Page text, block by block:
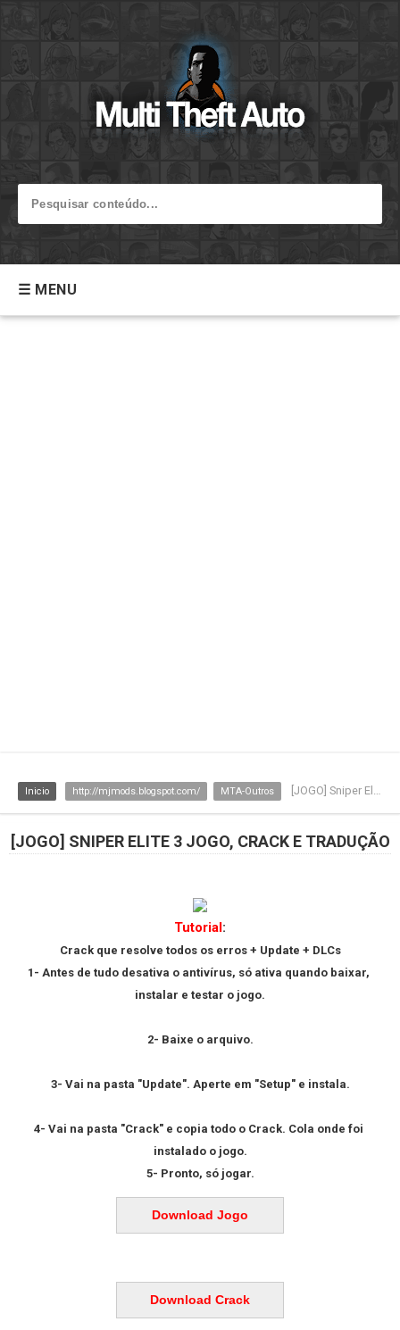
☰ MENU
Inicio http://mjmods.blogspot.com/ MTA-Outros [JOGO] Sniper Elite 3 Jogo, Crack e Tradução
[JOGO] SNIPER ELITE 3 JOGO, CRACK E TRADUÇÃO
Tutorial:
Crack que resolve todos os erros + Update + DLCs
1- Antes de tudo desativa o antivírus, só ativa quando baixar,
instalar e testar o jogo.
2- Baixe o arquivo.
3- Vai na pasta "Update". Aperte em "Setup" e instala.
4- Vai na pasta "Crack" e copia todo o Crack. Cola onde foi
instalado o jogo.
5- Pronto, só jogar.
Download Jogo
Download Crack